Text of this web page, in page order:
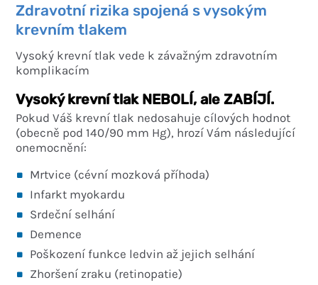
Zdravotní rizika spojená s vysokým
krevním tlakem
Vysoký krevní tlak vede k závažným zdravotním
komplikacím
Vysoký krevní tlak NEBOLÍ, ale ZABÍJÍ.
Pokud Váš krevní tlak nedosahuje cílových hodnot
(obecně pod 140/90 mm Hg), hrozí Vám následující
onemocnění:
Mrtvice (cévní mozková příhoda)
Infarkt myokardu
Srdeční selhání
Demence
Poškození funkce ledvin až jejich selhání
Zhoršení zraku (retinopatie)